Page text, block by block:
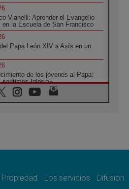
Vianelli: Aprender el Evangelio
en la Escuela de San Francisco
del Papa León XIV a Asís en un
de los jóvenes al Papa:
sentimos Iglesia»
los coloquios en Roma en
Propiedad Los servicios Difusión